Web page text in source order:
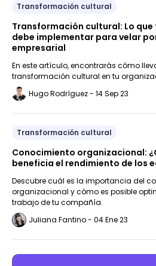
Transformación cultural
Transformación cultural: Lo que
debe implementar para velar
empresarial
En este artículo, encontrarás cómo
transformación cultural en tu
Hugo Rodríguez - 14 Sep 23
Transformación cultural
Conocimiento organizacional:
beneficia el rendimiento de los
Descubre cuál es la importancia del
organizacional y cómo es posible
trabajo de tu compañía.
Juliana Fantino - 04 Ene 23